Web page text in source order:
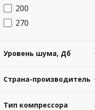
200
270
Уровень шума, Дб
Страна-производитель
Тип компрессора